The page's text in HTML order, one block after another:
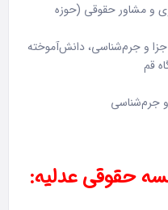
و مشاور حقوقی (حوزه
و جرم‌شناسی، دانش‌آموخته
قم
جرم‌شناسی
حقوقی عدلیه: